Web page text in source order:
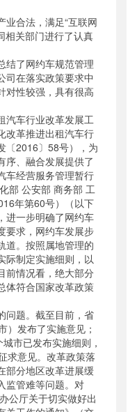
建议;答复
合法，满足“互联网
相关部门进行了认真
了网约车规范管理
司在落实政策要求中
对性较强，具有很高
车行业改革发展工
改革推进出租汽车行
〔2016〕58号），为
序、融合发展提供了
车经营服务管理暂行
部 公安部 商务部 工
年第60号）（以下
进一步明确了网约车
要求，网约车发展步
道。按照属地管理的
际制定实施细则，以
前情况看，绝大部分
体符合国家改革政策
题。截至目前，省
）发布了实施意见；
市已发布实施细则，
求意见。改革政策落
部分地区改革进展缓
监管难等问题。对
公厅关于切实做好出